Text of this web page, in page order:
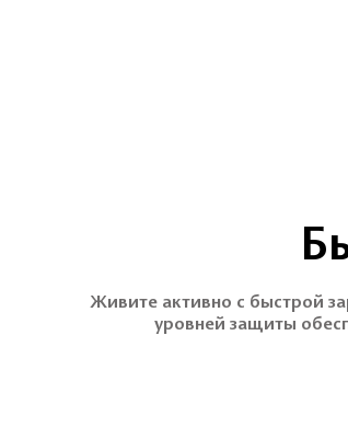
Живите активно с быстрой
уровней защиты